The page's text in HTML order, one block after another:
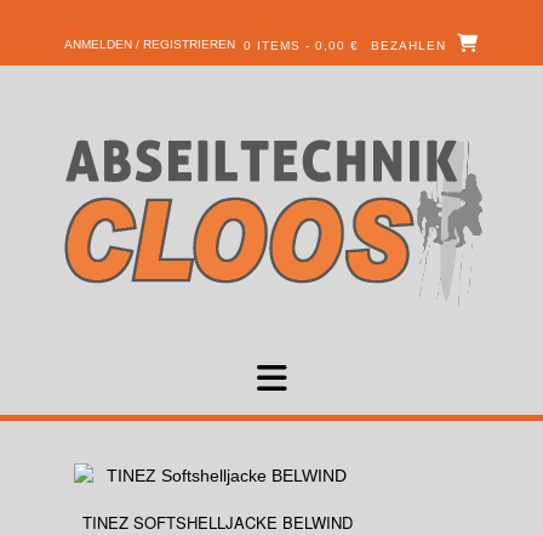
ANMELDEN / REGISTRIEREN 0 ITEMS - 0,00 € BEZAHLEN
TINEZ SOFTSHELLJACKE BELWIND